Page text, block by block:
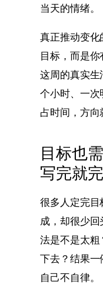
当天的情绪。
真正推动变
目标，而是
这周的真实
个小时、一
占时间，方向
目标也
写完就
很多人定完
成，却很少
法是不是太
下去？结果
自己不自律。